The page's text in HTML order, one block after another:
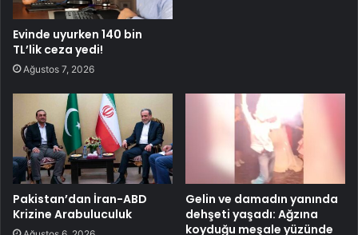
Evinde uyurken 140 bin
TL’lik ceza yedi!
Ağustos 7, 2026
Pakistan’dan İran-ABD
Krizine Arabuluculuk
Gelin ve damadın yanında
dehşeti yaşadı: Ağzına
koyduğu meşale yüzünde